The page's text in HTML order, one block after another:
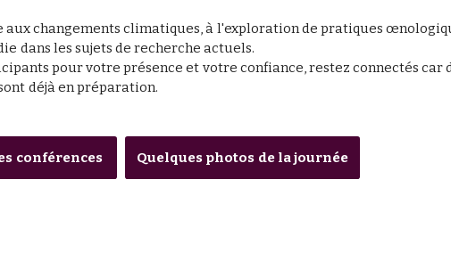
aux changements climatiques, à l'exploration de pratiques
dans les sujets de recherche actuels.
pour votre présence et votre confiance, restez connectés car
déjà en préparation.
conférences Quelques photos de la journée